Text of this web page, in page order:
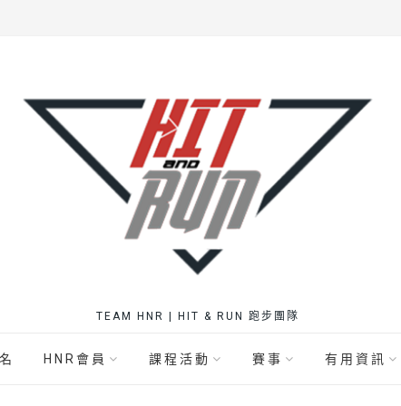
TEAM HNR | HIT & RUN 跑步團隊
HNR會員 課程活動 賽事 有用資訊